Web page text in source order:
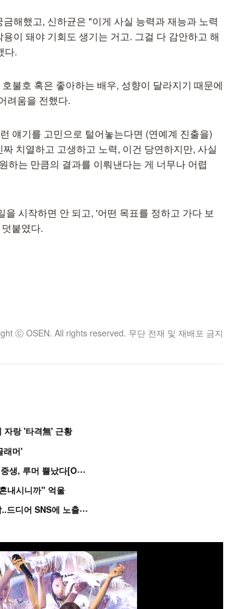
해했고, 신하균은 "이게 사실 능력과 재능과 노력
이 돼야 기회도 생기는 거고. 그걸 다 감안하고 해
다.
불호 혹은 좋아하는 배우, 성향이 달라지기 때문에
려움을 전했다.
얘기를 고민으로 털어놓는다면 (연예계 진출을)
치열하고 고생하고 노력, 이건 당연하지만, 사실
하는 만큼의 결과를 이뤄낸다는 게 너무나 어렵
시작하면 안 되고, '어떤 목표를 정하고 가다 보
붙였다.
ⓒ OSEN. All rights reserved. 무단 전재 및 재배포 금지
자랑 '타격無' 근황
래머'
“
연습생 아닙니다” 싸이 '흠뻑쇼' 즉석 캐스팅 여중생, 루머 뿔났다[Oh!쎈 이...
내시니까" 억울
'
흑백' 김도윤♥배우 김서연, 4년만 공개열애 시작..드디어 SNS에 노출 [핫피...